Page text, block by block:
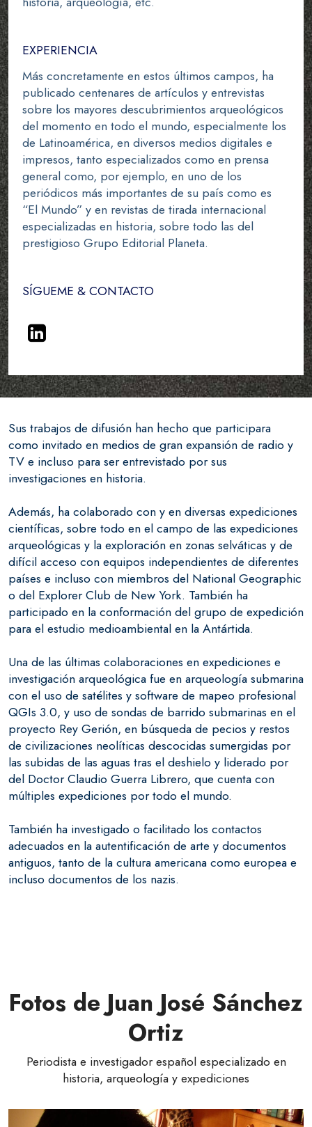
EXPERIENCIA
Más concretamente en estos últimos campos, ha
publicado centenares de artículos y entrevistas
sobre los mayores descubrimientos arqueológicos
del momento en todo el mundo, especialmente los
de Latinoamérica, en diversos medios digitales e
impresos, tanto especializados como en prensa
general como, por ejemplo, en uno de los
periódicos más importantes de su país como es
“El Mundo” y en revistas de tirada internacional
especializadas en historia, sobre todo las del
prestigioso Grupo Editorial Planeta.
SÍGUEME & CONTACTO
Sus trabajos de difusión han hecho que participara
como invitado en medios de gran expansión de radio y
TV e incluso para ser entrevistado por sus
investigaciones en historia.
Además, ha colaborado con y en diversas expediciones
científicas, sobre todo en el campo de las expediciones
arqueológicas y la exploración en zonas selváticas y de
difícil acceso con equipos independientes de diferentes
países e incluso con miembros del National Geographic
o del Explorer Club de New York. También ha
participado en la conformación del grupo de expedición
para el estudio medioambiental en la Antártida.
Una de las últimas colaboraciones en expediciones e
investigación arqueológica fue en arqueología submarina
con el uso de satélites y software de mapeo profesional
QGIs 3.0, y uso de sondas de barrido submarinas en el
proyecto Rey Gerión, en búsqueda de pecios y restos
de civilizaciones neolíticas descocidas sumergidas por
las subidas de las aguas tras el deshielo y liderado por
del Doctor Claudio Guerra Librero, que cuenta con
múltiples expediciones por todo el mundo.
También ha investigado o facilitado los contactos
adecuados en la autentificación de arte y documentos
antiguos, tanto de la cultura americana como europea e
incluso documentos de los nazis.
Fotos de Juan José Sánchez
Ortiz
Periodista e investigador español especializado en
historia, arqueología y expediciones